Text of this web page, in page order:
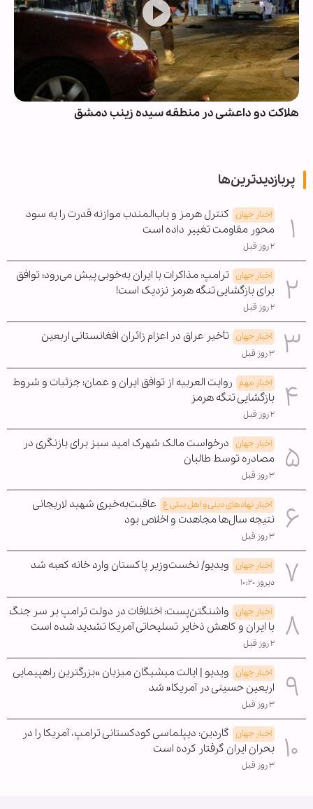
هلاکت دو داعشی در منطقه سیده زینب دمشق
پربازدیدترین‌ها
اخبار جهان کنترل هرمز و باب‌المندب موازنه قدرت را به سود
محور مقاومت تغییر داده است
۲ روز قبل
اخبار جهان ترامپ: مذاکرات با ایران به‌خوبی پیش می‌رود؛ توافق
برای بازگشایی تنگه هرمز نزدیک است!
۲ روز قبل
اخبار جهان تأخیر عراق در اعزام زائران افغانستانی اربعین
۳ روز قبل
اخبار مهم روایت العربیه از توافق ایران و عمان؛ جزئیات و شروط
بازگشایی تنگه هرمز
۲ روز قبل
اخبار جهان درخواست مالک شهرک امید سبز برای بازنگری در
مصادره توسط طالبان
۳ روز قبل
اخبار نهادهای دینی و اهل بیتی ع عاقبت‌به‌خیری شهید لاریجانی
نتیجه سال‌ها مجاهدت و اخلاص بود
۳ روز قبل
اخبار جهان ویدیو/ نخست‌وزیر پاکستان وارد خانه کعبه شد
دیروز ۱۰:۲۰
اخبار جهان واشنگتن‌پست: اختلافات در دولت ترامپ بر سر جنگ
با ایران و کاهش ذخایر تسلیحاتی آمریکا تشدید شده است
۲ روز قبل
اخبار جهان ویدیو | ایالت میشیگان میزبان »بزرگترین راهپیمایی
اربعین حسینی در آمریکا« شد
۳ روز قبل
اخبار جهان گاردین: دیپلماسی کودکستانی ترامپ، آمریکا را در
بحران ایران گرفتار کرده است
۳ روز قبل